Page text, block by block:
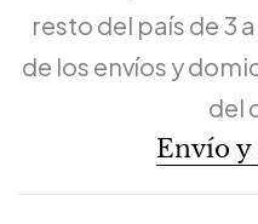
resto del país de 3
de los envíos y
del
Envío y